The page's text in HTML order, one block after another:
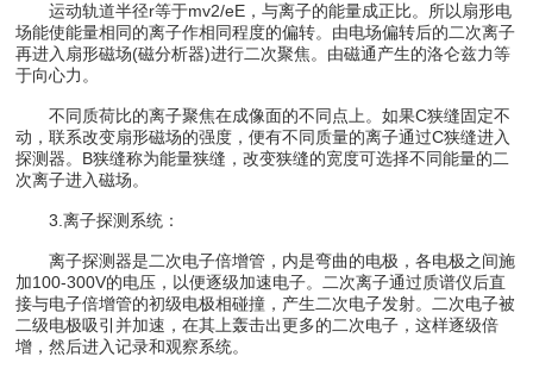
运动轨道半径r等于mv2/eE，与离子的能量成正比。所以扇形电
场能使能量相同的离子作相同程度的偏转。由电场偏转后的二次离子
再进入扇形磁场(磁分析器)进行二次聚焦。由磁通产生的洛仑兹力等
于向心力。
不同质荷比的离子聚焦在成像面的不同点上。如果C狭缝固定不
动，联系改变扇形磁场的强度，便有不同质量的离子通过C狭缝进入
探测器。B狭缝称为能量狭缝，改变狭缝的宽度可选择不同能量的二
次离子进入磁场。
3.离子探测系统：
离子探测器是二次电子倍增管，内是弯曲的电极，各电极之间施
加100-300V的电压，以便逐级加速电子。二次离子通过质谱仪后直
接与电子倍增管的初级电极相碰撞，产生二次电子发射。二次电子被
二级电极吸引并加速，在其上轰击出更多的二次电子，这样逐级倍
增，然后进入记录和观察系统。